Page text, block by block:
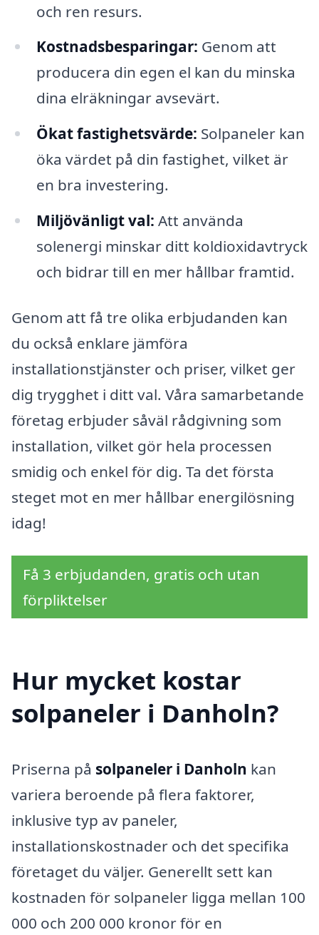
och ren resurs.
Kostnadsbesparingar: Genom att
producera din egen el kan du minska
dina elräkningar avsevärt.
Ökat fastighetsvärde: Solpaneler kan
öka värdet på din fastighet, vilket är
en bra investering.
Miljövänligt val: Att använda
solenergi minskar ditt koldioxidavtryck
och bidrar till en mer hållbar framtid.
Genom att få tre olika erbjudanden kan
du också enklare jämföra
installationstjänster och priser, vilket ger
dig trygghet i ditt val. Våra samarbetande
företag erbjuder såväl rådgivning som
installation, vilket gör hela processen
smidig och enkel för dig. Ta det första
steget mot en mer hållbar energilösning
idag!
Få 3 erbjudanden, gratis och utan
förpliktelser
Hur mycket kostar
solpaneler i Danholn?
Priserna på solpaneler i Danholn kan
variera beroende på flera faktorer,
inklusive typ av paneler,
installationskostnader och det specifika
företaget du väljer. Generellt sett kan
kostnaden för solpaneler ligga mellan 100
000 och 200 000 kronor för en